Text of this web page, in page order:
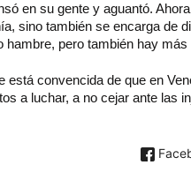
en su gente y aguantó.
sino también se encarga de
hambre, pero también hay más
está convencida de que en
a luchar, a no cejar ante las